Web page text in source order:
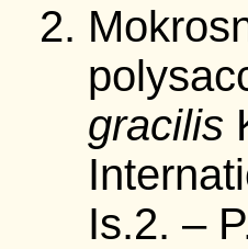
gracilis
Is.2. –